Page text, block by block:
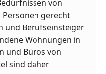
von
gerecht
und Berufseinsteiger
Wohnungen in
und Büros von
sind daher